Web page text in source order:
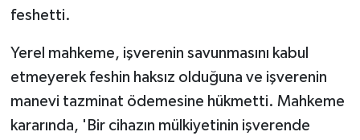
feshetti.
Yerel mahkeme, işverenin savunmasını kabul
etmeyerek feshin haksız olduğuna ve işverenin
manevi tazminat ödemesine hükmetti. Mahkeme
kararında, 'Bir cihazın mülkiyetinin işverende